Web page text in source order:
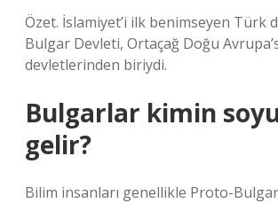
Özet. İslamiyet’i ilk benimseyen Türk
Bulgar Devleti, Ortaçağ Doğu
devletlerinden biriydi.
Bulgarlar kimin
gelir?
Bilim insanları genellikle Proto-